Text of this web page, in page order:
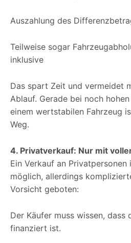
Auszahlung des
Teilweise sogar
inklusive
Das spart Zeit und vermeidet
Ablauf. Gerade bei noch
einem wertstabilen Fahrzeug
Weg.
4. Privatverkauf: Nur mit
Ein Verkauf an
möglich, allerdings
Vorsicht geboten:
Der Käufer muss wissen, dass
finanziert ist.